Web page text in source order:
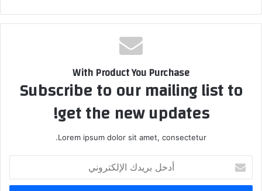
With Product You Purchase
Subscribe to our mailing list to
get the new updates!
Lorem ipsum dolor sit amet, consectetur.
بريدك
الإلكتروني